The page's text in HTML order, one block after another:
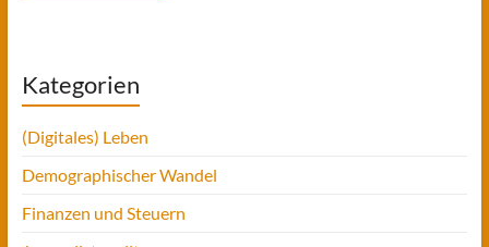
Kategorien
(Digitales) Leben
Demographischer Wandel
Finanzen und Steuern